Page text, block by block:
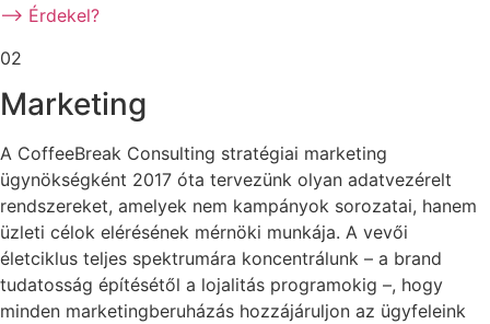
–> Érdekel?
02
Marketing
A CoffeeBreak Consulting stratégiai marketing
ügynökségként 2017 óta tervezünk olyan adatvezérelt
rendszereket, amelyek nem kampányok sorozatai, hanem
üzleti célok elérésének mérnöki munkája. A vevői
életciklus teljes spektrumára koncentrálunk – a brand
tudatosság építésétől a lojalitás programokig –, hogy
minden marketingberuházás hozzájáruljon az ügyfeleink